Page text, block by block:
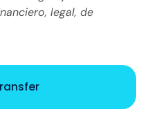
legal, de